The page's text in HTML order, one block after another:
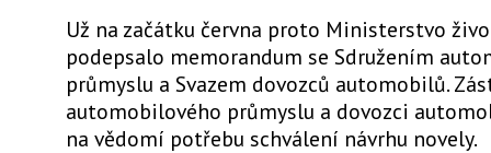
Už na začátku června proto Ministerstvo
podepsalo memorandum se Sdružením
průmyslu a Svazem dovozců automobilů.
automobilového průmyslu a dovozci
na vědomí potřebu schválení návrhu novely.